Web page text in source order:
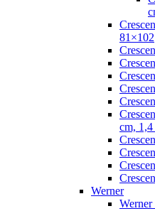
81×102
cm,
Werner
Werner